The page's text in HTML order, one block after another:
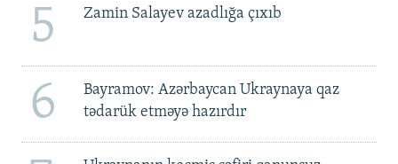
5 Zamin Salayev azadlığa çıxıb
6
Bayramov: Azərbaycan Ukraynaya qaz
tədarük etməyə hazırdır